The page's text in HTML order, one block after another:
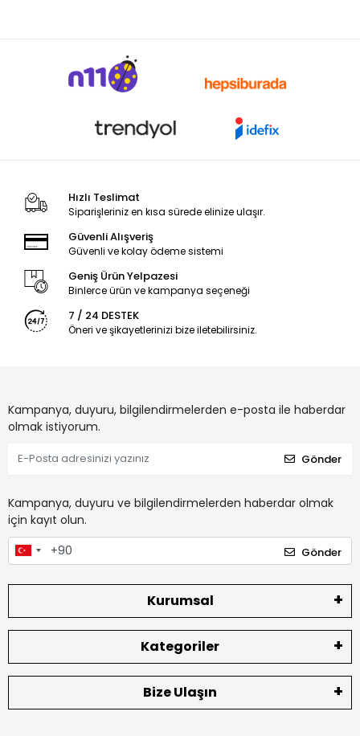
Hızlı Teslimat
Siparişleriniz en kısa sürede elinize ulaşır.
Güvenli Alışveriş
Güvenli ve kolay ödeme sistemi
Geniş Ürün Yelpazesi
Binlerce ürün ve kampanya seçeneği
7 / 24 DESTEK
Öneri ve şikayetlerinizi bize iletebilirsiniz.
Kampanya, duyuru, bilgilendirmelerden e-posta ile haberdar
olmak istiyorum.
Gönder
Kampanya, duyuru ve bilgilendirmelerden haberdar olmak
için kayıt olun.
Gönder
Kurumsal
Kategoriler
Bize Ulaşın